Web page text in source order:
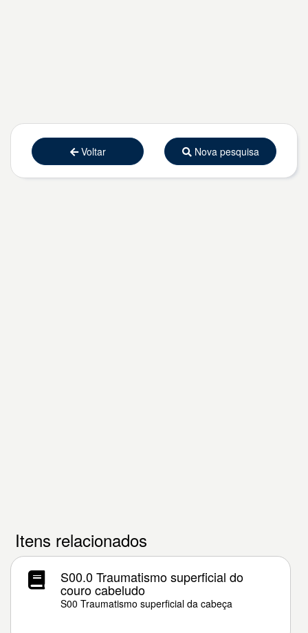
Voltar Nova pesquisa
Itens relacionados
S00.0 Traumatismo superficial do
couro cabeludo
S00 Traumatismo superficial da cabeça